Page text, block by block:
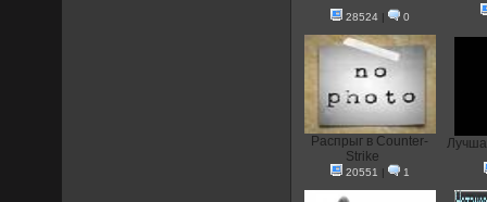
28524| 0
Распрыг в Counter-
Strike
20551 | 1